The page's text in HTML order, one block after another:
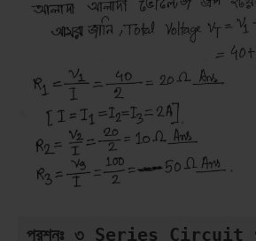
প্রশ্নঃ ৩ Series Circuit